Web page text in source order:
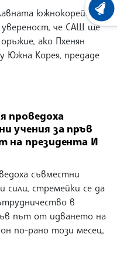
южнокорейска
увереност, че САЩ ще
ако Пхенян
Южна Корея, предаде
проведоха
учения за пръв
на президента И
съвместни
сили, стремейки се да
в
път от идването на
по-рано този месец,